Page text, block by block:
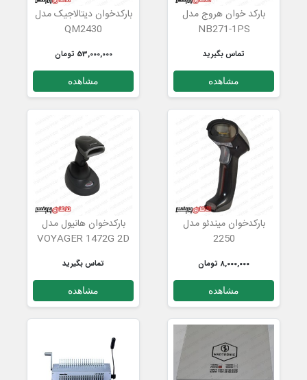
بارکد خوان هروج مدل
NB271-1PS
تماس بگیرید
مشاهده
بارکدخوان دیتالاجیک مدل
QM2430
53,000,000 تومان
مشاهده
بارکدخوان میندئو مدل
2250
8,000,000 تومان
مشاهده
بارکدخوان هانیول مدل
VOYAGER 1472G 2D
تماس بگیرید
مشاهده